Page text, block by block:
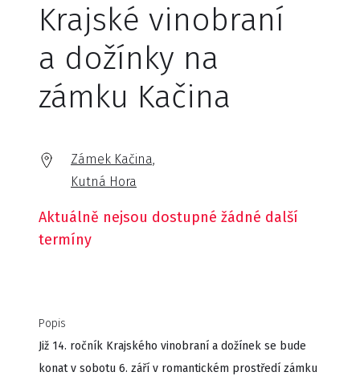
Krajské vinobraní
a dožínky na
zámku Kačina
Zámek Kačina,
Kutná Hora
Aktuálně nejsou dostupné žádné další
termíny
Popis
Již 14. ročník Krajského vinobraní a dožínek se bude
konat v sobotu 6. září v romantickém prostředí zámku